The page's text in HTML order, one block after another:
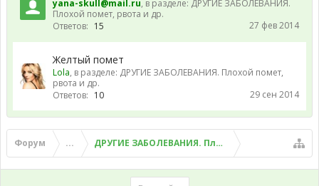
yana-skull@mail.ru, в разделе: ДРУГИЕ ЗАБОЛЕВАНИЯ.
Плохой помет, рвота и др.
Ответов: 15 27 фев 2014
Желтый помет
Lola, в разделе: ДРУГИЕ ЗАБОЛЕВАНИЯ. Плохой помет,
рвота и др.
Ответов: 10 29 сен 2014
Форум ... ДРУГИЕ ЗАБОЛЕВАНИЯ. Плохой помет, рвота и